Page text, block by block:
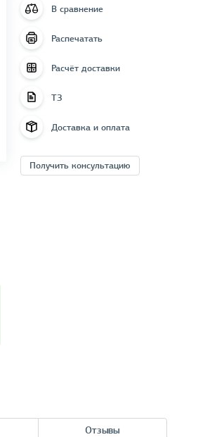
В сравнение
Распечатать
Расчёт доставки
ТЗ
Доставка и оплата
Получить консультацию
Отзывы